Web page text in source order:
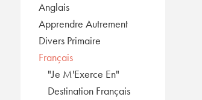
Anglais
Apprendre Autrement
Divers Primaire
Français
"Je M'Exerce En"
Destination Français